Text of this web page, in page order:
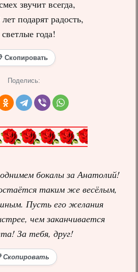
звучит всегда,
подарят радость,
года!
Скопировать
Поделись:
бокалы за Анатолий!
таким же весёлым,
Пусть его желания
чем заканчивается
За тебя, друг!
Скопировать